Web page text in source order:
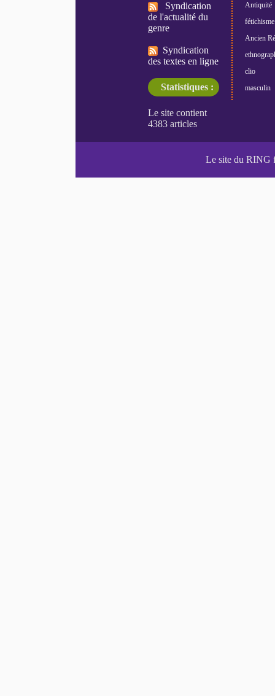
Syndication
de l'actualité du
genre
Syndication
des textes en ligne
Statistiques :
Antiquité
fétichisme
Ancien
clio
masculin
Le site du RING